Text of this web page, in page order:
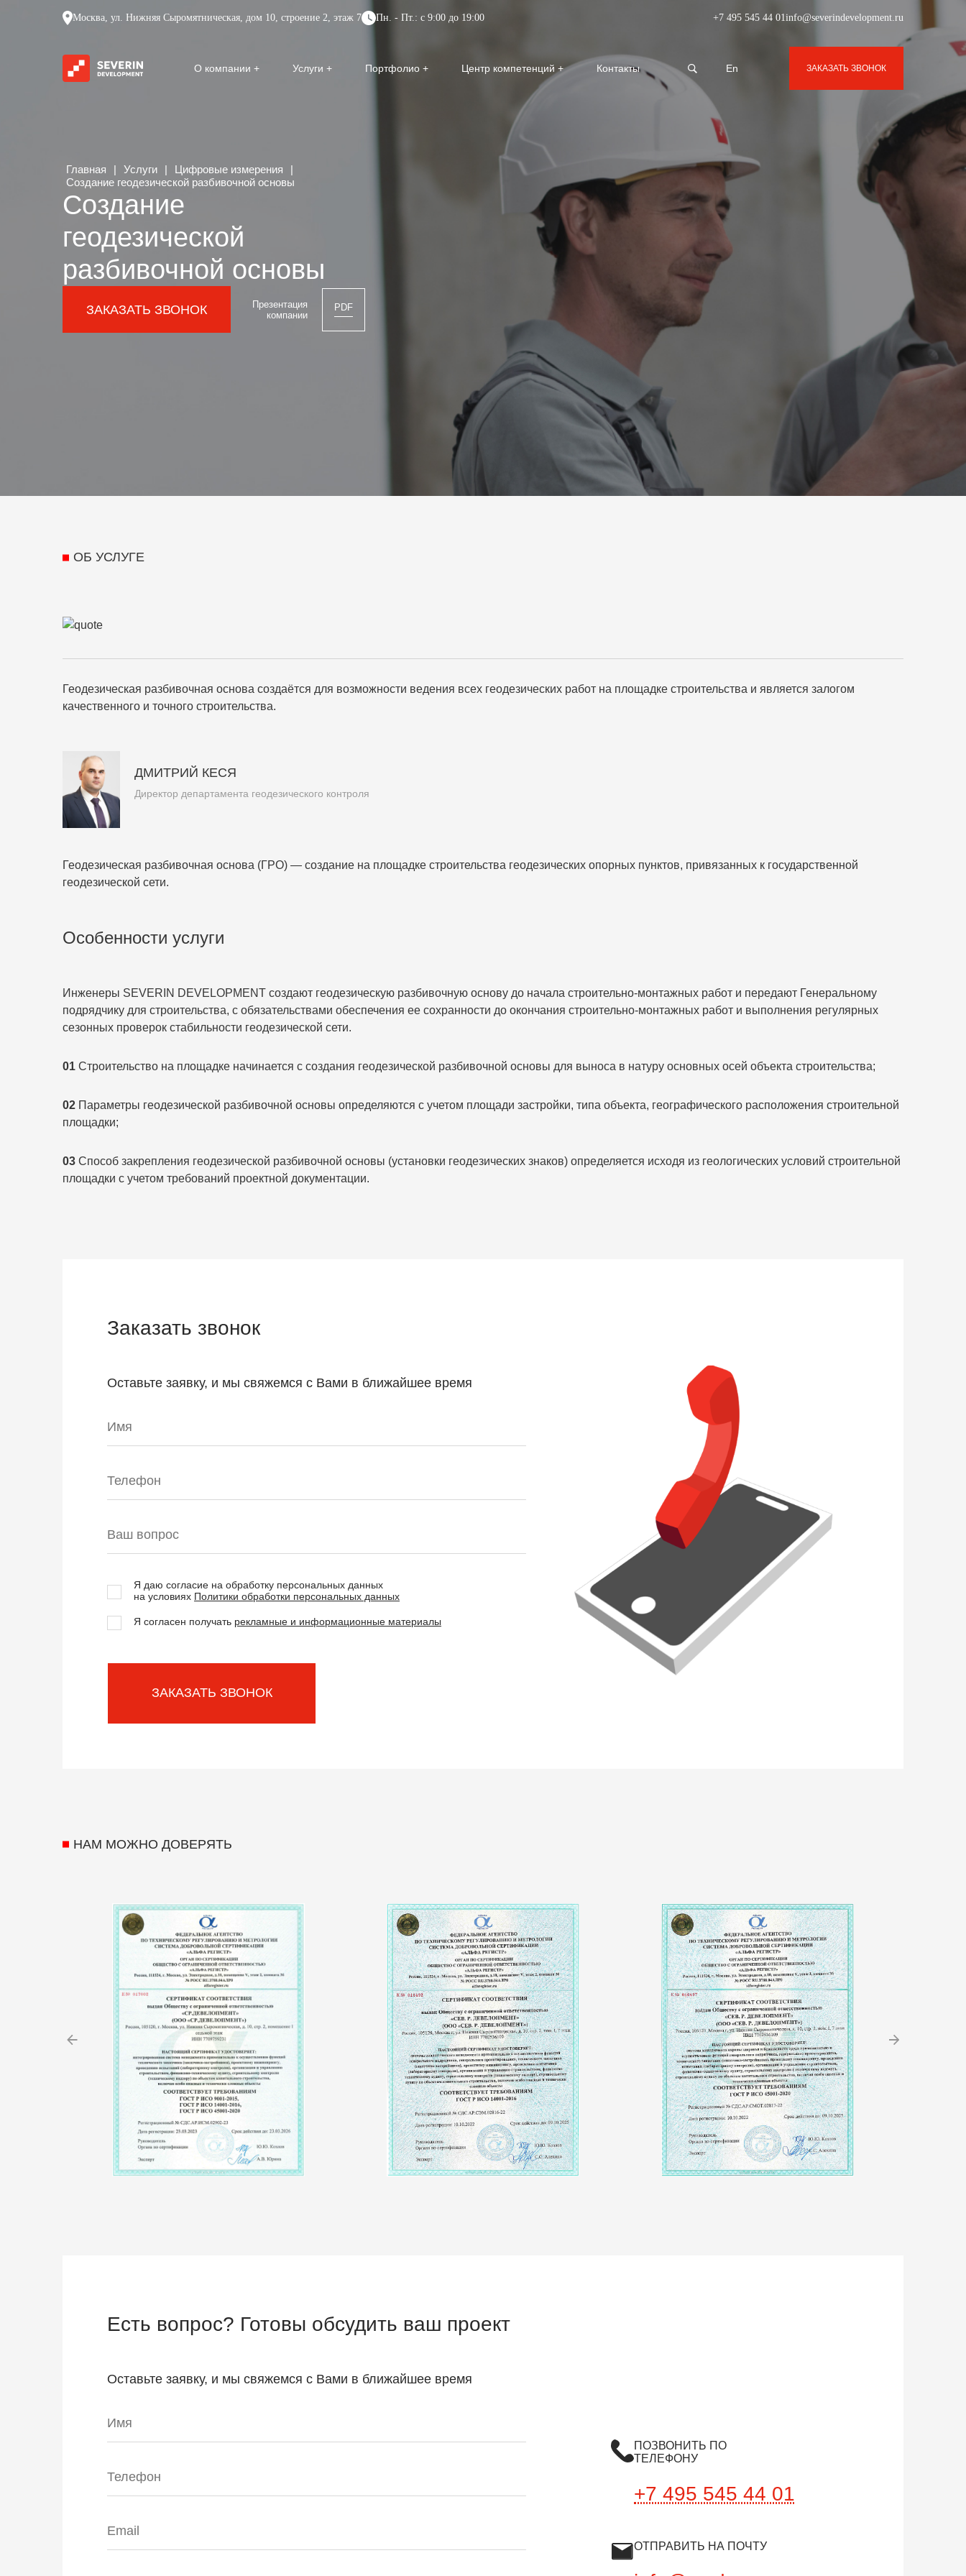
Москва, ул. Нижняя Сыромятническая, дом 10, строение 2, этаж 7 Пн. - Пт.: с 9:00 до 19:00 +7 495 545 44 01info@severindevelopment.ru
О компании Услуги Портфолио Центр компетенций Контакты En ЗАКАЗАТЬ ЗВОНОК
Главная | Услуги | Цифровые измерения
|
Создание геодезической разбивочной основы
Создание
геодезической
разбивочной основы
ЗАКАЗАТЬ ЗВОНОК
Презентация
компании
PDF
ОБ УСЛУГЕ
Геодезическая разбивочная основа создаётся для возможности ведения всех геодезических работ на площадке строительства и является залогом
качественного и точного строительства.
ДМИТРИЙ КЕСЯ
Директор департамента геодезического контроля
Геодезическая разбивочная основа (ГРО) — создание на площадке строительства геодезических опорных пунктов, привязанных к государственной
геодезической сети.
Особенности услуги
Инженеры SEVERIN DEVELOPMENT создают геодезическую разбивочную основу до начала строительно-монтажных работ и передают Генеральному
подрядчику для строительства, с обязательствами обеспечения ее сохранности до окончания строительно-монтажных работ и выполнения регулярных
сезонных проверок стабильности геодезической сети.
01 Строительство на площадке начинается с создания геодезической разбивочной основы для выноса в натуру основных осей объекта строительства;
02 Параметры геодезической разбивочной основы определяются с учетом площади застройки, типа объекта, географического расположения строительной
площадки;
03 Способ закрепления геодезической разбивочной основы (установки геодезических знаков) определяется исходя из геологических условий строительной
площадки с учетом требований проектной документации.
Заказать звонок
Оставьте заявку, и мы свяжемся с Вами в ближайшее время
Я даю согласие на обработку персональных данных
на условиях Политики обработки персональных данных
Я согласен получать рекламные и информационные материалы
ЗАКАЗАТЬ ЗВОНОК
НАМ МОЖНО ДОВЕРЯТЬ
Есть вопрос? Готовы обсудить ваш проект
Оставьте заявку, и мы свяжемся с Вами в ближайшее время
ПОЗВОНИТЬ ПО
ТЕЛЕФОНУ
+7 495 545 44 01
ОТПРАВИТЬ НА ПОЧТУ